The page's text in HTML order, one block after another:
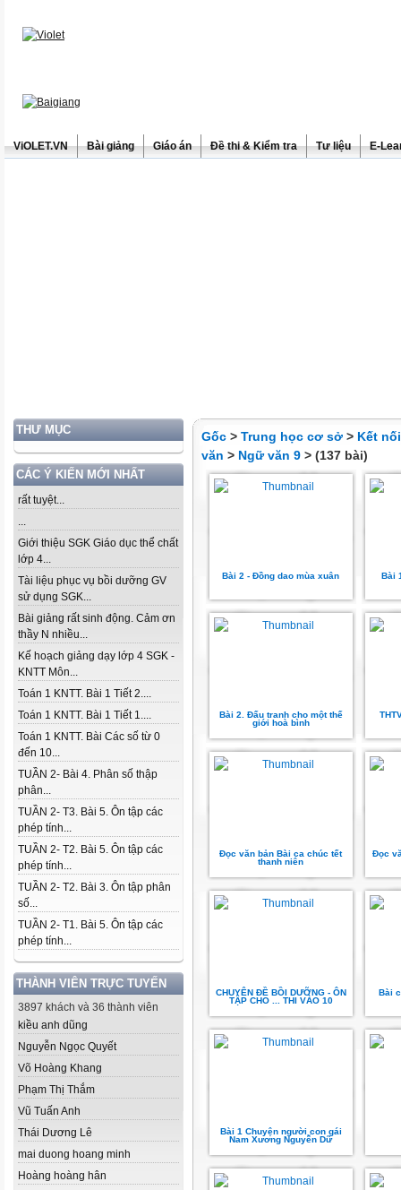
ViOLET.VN Bài giảng Giáo án Đề thi & Kiểm tra Tư liệu E-
THƯ MỤC
CÁC Ý KIẾN MỚI NHẤT
rất tuyệt...
...
Giới thiệu SGK Giáo dục thể chất
lớp 4...
Tài liệu phục vụ bồi dưỡng GV
sử dụng SGK...
Bài giảng rất sinh động. Cảm ơn
thầy N nhiều...
Kế hoạch giảng dạy lớp 4 SGK -
KNTT Môn...
Toán 1 KNTT. Bài 1 Tiết 2....
Toán 1 KNTT. Bài 1 Tiết 1....
Toán 1 KNTT. Bài Các số từ 0
đến 10...
TUẦN 2- Bài 4. Phân số thập
phân...
TUẦN 2- T3. Bài 5. Ôn tập các
phép tính...
TUẦN 2- T2. Bài 5. Ôn tập các
phép tính...
TUẦN 2- T2. Bài 3. Ôn tập phân
số...
TUẦN 2- T1. Bài 5. Ôn tập các
phép tính...
THÀNH VIÊN TRỰC TUYẾN
3897 khách và 36 thành viên
kiều anh dũng
Nguyễn Ngọc Quyết
Võ Hoàng Khang
Phạm Thị Thắm
Vũ Tuấn Anh
Thái Dương Lê
mai duong hoang minh
Hoàng hoàng hân
Gốc > Trung học cơ sở > Kết
văn > Ngữ văn 9 > (137 bài)
Bài 2 - Đồng dao mùa xuân Bài
Bài 2. Đấu tranh cho một thế
giới hoà bình
Đọc văn bản Bài ca chúc tết
thanh niên
Đọc
CHUYÊN ĐỀ BỒI DƯỠNG - ÔN
TẬP CHO ... THI VÀO 10
Bài
Bài 1 Chuyện người con gái
Nam Xương Nguyễn Dữ